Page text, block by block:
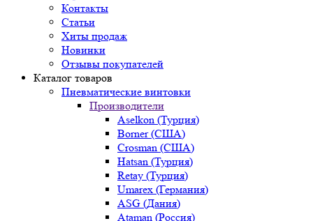
Контакты
Статьи
Хиты продаж
Новинки
Отзывы покупателей
Каталог товаров
Пневматические винтовки
Производители
Aselkon (Турция)
Borner (США)
Crosman (США)
Hatsan (Турция)
Retay (Турция)
Umarex (Германия)
ASG (Дания)
Ataman (Россия)